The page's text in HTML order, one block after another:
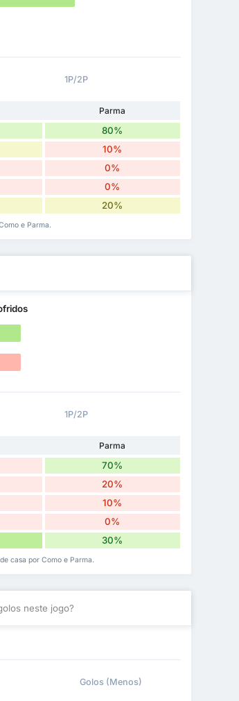
1P/2P
Parma
80%
10%
0%
0%
20%
e Parma.
1P/2P
Parma
70%
20%
10%
0%
30%
casa por Como e Parma.
neste jogo?
Golos (Menos)